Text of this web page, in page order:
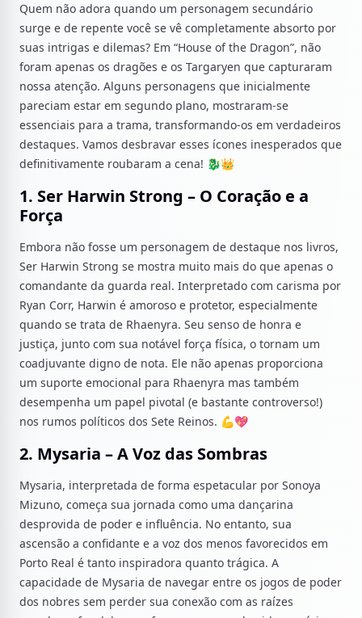
Quem não adora quando um personagem secundário
surge e de repente você se vê completamente absorto por
suas intrigas e dilemas? Em “House of the Dragon”, não
foram apenas os dragões e os Targaryen que capturaram
nossa atenção. Alguns personagens que inicialmente
pareciam estar em segundo plano, mostraram-se
essenciais para a trama, transformando-os em verdadeiros
destaques. Vamos desbravar esses ícones inesperados que
definitivamente roubaram a cena! 🐉👑
1. Ser Harwin Strong – O Coração e a
Força
Embora não fosse um personagem de destaque nos livros,
Ser Harwin Strong se mostra muito mais do que apenas o
comandante da guarda real. Interpretado com carisma por
Ryan Corr, Harwin é amoroso e protetor, especialmente
quando se trata de Rhaenyra. Seu senso de honra e
justiça, junto com sua notável força física, o tornam um
coadjuvante digno de nota. Ele não apenas proporciona
um suporte emocional para Rhaenyra mas também
desempenha um papel pivotal (e bastante controverso!)
nos rumos políticos dos Sete Reinos. 💪💖
2. Mysaria – A Voz das Sombras
Mysaria, interpretada de forma espetacular por Sonoya
Mizuno, começa sua jornada como uma dançarina
desprovida de poder e influência. No entanto, sua
ascensão a confidante e a voz dos menos favorecidos em
Porto Real é tanto inspiradora quanto trágica. A
capacidade de Mysaria de navegar entre os jogos de poder
dos nobres sem perder sua conexão com as raízes